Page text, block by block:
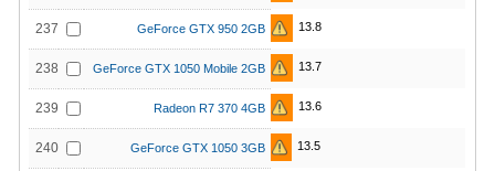
237 GeForce GTX 950 2GB 13.8
238 GeForce GTX 1050 Mobile 2GB 13.7
239 Radeon R7 370 4GB 13.6
240 GeForce GTX 1050 3GB 13.5